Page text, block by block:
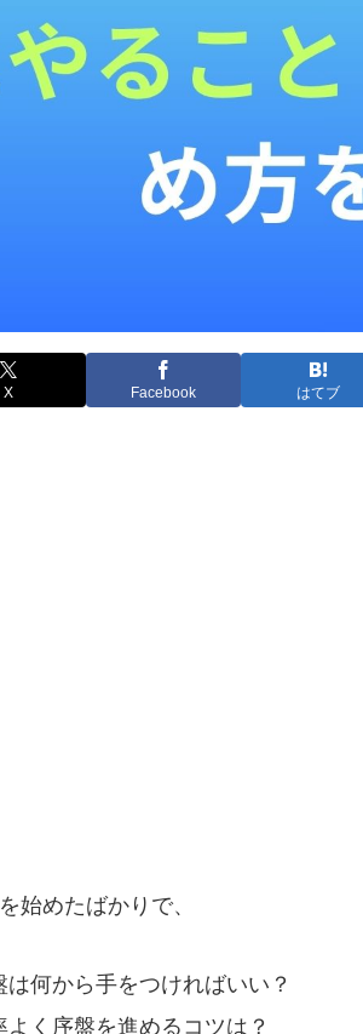
X Facebook はてブ
始めたばかりで、
は何から手をつければいい？
よく序盤を進めるコツは？